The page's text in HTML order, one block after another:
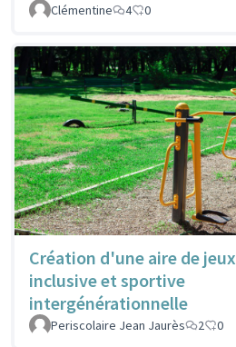
Clémentine 4 0
Création d'une aire de jeux
inclusive et sportive
intergénérationnelle
Periscolaire Jean Jaurès 2 0